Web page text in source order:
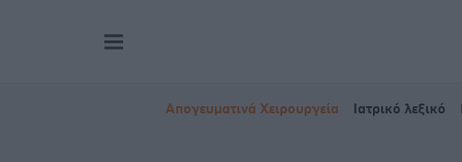
Απογευματινά Χειρουργεία Ιατρικό λεξικό